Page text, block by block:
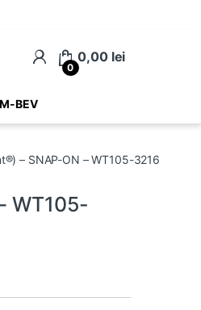
0
0,00 lei
BEV
– SNAP-ON – WT105-3216
WT105-